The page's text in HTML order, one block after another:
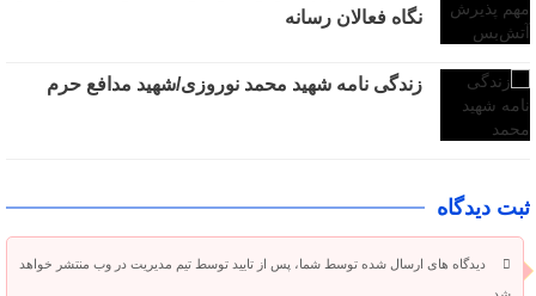
نگاه فعالان رسانه
زندگی نامه شهید محمد نوروزی/شهید مدافع حرم
ثبت دیدگاه
دیدگاه های ارسال شده توسط شما، پس از تایید توسط تیم مدیریت در وب منتشر خواهد